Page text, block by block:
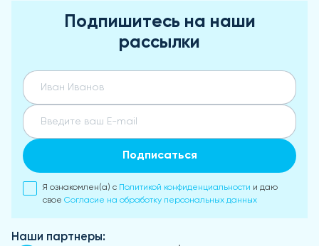
Подпишитесь на наши
рассылки
Подписаться
Я ознакомлен(а) с Политикой конфиденциальности и даю
свое Согласие на обработку персональных данных
Наши партнеры: